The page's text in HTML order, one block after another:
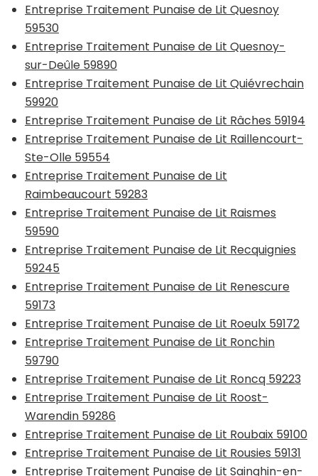
Entreprise Traitement Punaise de Lit Quesnoy
59530
Entreprise Traitement Punaise de Lit Quesnoy-
sur-Deûle 59890
Entreprise Traitement Punaise de Lit Quiévrechain
59920
Entreprise Traitement Punaise de Lit Râches 59194
Entreprise Traitement Punaise de Lit Raillencourt-
Ste-Olle 59554
Entreprise Traitement Punaise de Lit
Raimbeaucourt 59283
Entreprise Traitement Punaise de Lit Raismes
59590
Entreprise Traitement Punaise de Lit Recquignies
59245
Entreprise Traitement Punaise de Lit Renescure
59173
Entreprise Traitement Punaise de Lit Roeulx 59172
Entreprise Traitement Punaise de Lit Ronchin
59790
Entreprise Traitement Punaise de Lit Roncq 59223
Entreprise Traitement Punaise de Lit Roost-
Warendin 59286
Entreprise Traitement Punaise de Lit Roubaix 59100
Entreprise Traitement Punaise de Lit Rousies 59131
Entreprise Traitement Punaise de Lit Sainghin-en-